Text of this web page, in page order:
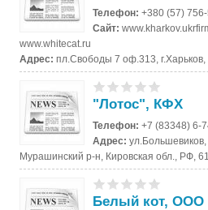
Телефон:+380 (57)
Сайт:
www.whitecat.ru
Адрес:пл.Свободы 7 оф.313, г.Харьков,
"Лотос", КФХ
Телефон:+7 (83348) 6-
Адрес:
Мурашинский р-н, Кировская обл., РФ,
Белый кот, ООО